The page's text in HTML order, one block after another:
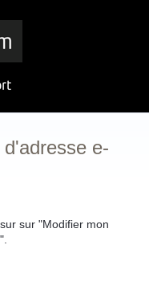
e-
sur "Modifier mon